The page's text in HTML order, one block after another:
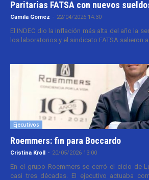
Paritarias FATSA con nuevos
Camila Gomez - 22/04/2026 14:30
El INDEC dio la inflación más alta del año la
los laboratorios y el sindicato FATSA salieron a
Ejecutivos
Roemmers: fin para Boccardo
Cristina Kroll - 20/05/2026 13:00
En el grupo Roemmers se cerró el ciclo de
casi tres décadas. El ejecutivo actuaba